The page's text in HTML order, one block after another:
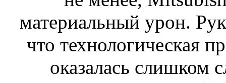
материальный урон.
что технологическая
оказалась слишком